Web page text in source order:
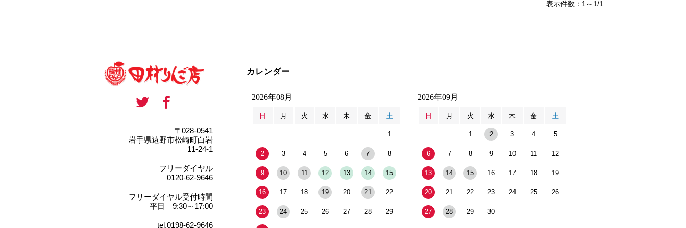
表示件数：1～1/1
〒028-0541
岩手県遠野市松崎町白岩
11-24-1
フリーダイヤル
0120-62-9646
フリーダイヤル受付時間
平日 9:30～17:00
tel.0198-62-9646
カレンダー
2026年08月
日 月 火 水 木 金 土
1
2 3 4 5 6 7 8
9 10 11 12 13 14 15
16 17 18 19 20 21 22
23 24 25 26 27 28 29
2026年09月
日 月 火 水 木 金 土
1 2 3 4 5
6 7 8 9 10 11 12
13 14 15 16 17 18 19
20 21 22 23 24 25 26
27 28 29 30